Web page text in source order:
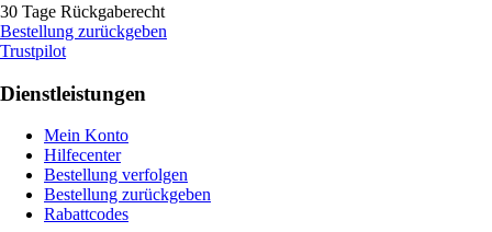
30 Tage Rückgaberecht
Bestellung zurückgeben
Trustpilot
Dienstleistungen
Mein Konto
Hilfecenter
Bestellung verfolgen
Bestellung zurückgeben
Rabattcodes